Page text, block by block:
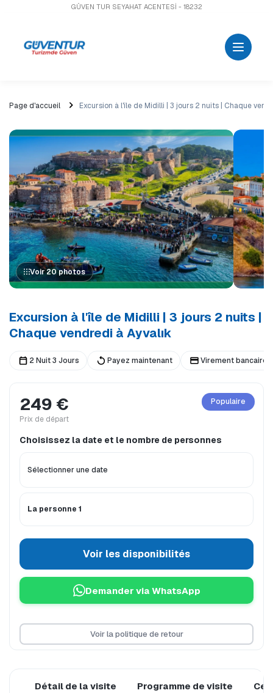
GÜVEN TUR SEYAHAT ACENTESİ - 18232
Page d'accueil Excursion à l'île de Midilli | 3 jours 2 nuits | Chaque
Voir 20 photos
Excursion à l'île de Midilli | 3 jours 2 nuits |
Chaque vendredi à Ayvalık
2 Nuit 3 Jours Payez maintenant Virement bancaire
Populaire
249 €
Prix ​​de départ
Choisissez la date et le nombre de personnes
La personne 1
Voir les disponibilités
Demander via WhatsApp
Voir la politique de retour
Détail de la visite Programme de visite Ce